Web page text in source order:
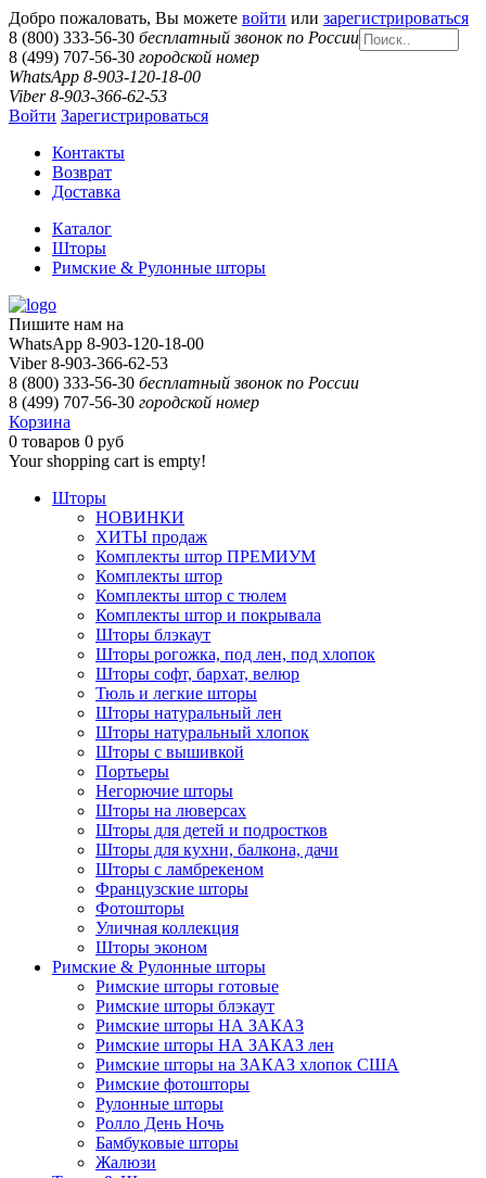
Добро пожаловать, Вы можете войти или зарегистрироваться
8 (800) 333-56-30 бесплатный звонок по России
8 (499) 707-56-30 городской номер
WhatsApp 8-903-120-18-00
Viber 8-903-366-62-53
Войти Зарегистрироваться
Контакты
Возврат
Доставка
Каталог
Шторы
Римские & Рулонные шторы
Пишите нам на
WhatsApp 8-903-120-18-00
Viber 8-903-366-62-53
8 (800) 333-56-30 бесплатный звонок по России
8 (499) 707-56-30 городской номер
Корзина
0 товаров 0 руб
Your shopping cart is empty!
Шторы
НОВИНКИ
ХИТЫ продаж
Комплекты штор ПРЕМИУМ
Комплекты штор
Комплекты штор с тюлем
Комплекты штор и покрывала
Шторы блэкаут
Шторы рогожка, под лен, под хлопок
Шторы софт, бархат, велюр
Тюль и легкие шторы
Шторы натуральный лен
Шторы натуральный хлопок
Шторы с вышивкой
Портьеры
Негорючие шторы
Шторы на люверсах
Шторы для детей и подростков
Шторы для кухни, балкона, дачи
Шторы с ламбрекеном
Французские шторы
Фотошторы
Уличная коллекция
Шторы эконом
Римские & Рулонные шторы
Римские шторы готовые
Римские шторы блэкаут
Римские шторы НА ЗАКАЗ
Римские шторы НА ЗАКАЗ лен
Римские шторы на ЗАКАЗ хлопок США
Римские фотошторы
Рулонные шторы
Ролло День Ночь
Бамбуковые шторы
Жалюзи